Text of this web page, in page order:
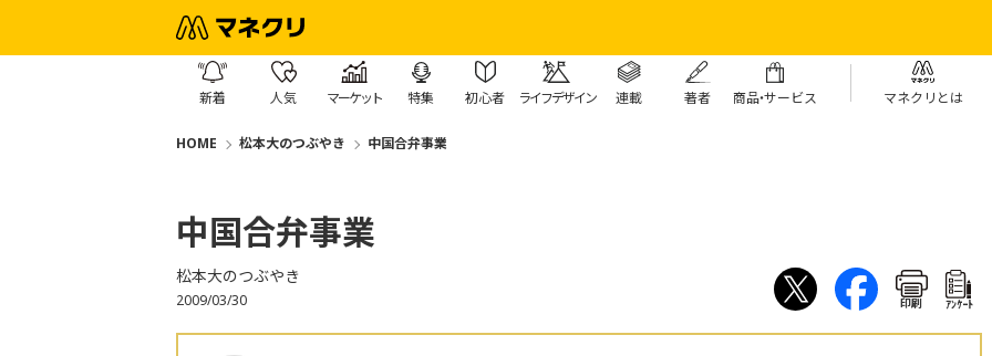
新着 人気 マーケット 特集 初心者 ライフデザイン 連載 著者 商品・サービス マネクリとは
HOME 松本大のつぶやき 中国合弁事業
中国合弁事業
松本大のつぶやき
2009/03/30 印刷 ｱﾝｹｰﾄ